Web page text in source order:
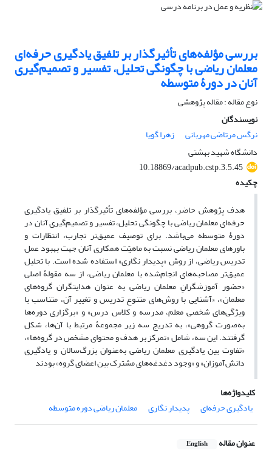
بررسی مؤلفه‌های تأثیرگذار بر تلفیق یادگیری حرفه‌ای
معلمان ریاضی با چگونگی تحلیل، تفسیر و تصمیم‌گیری
آنان در دورۀ متوسطه
نوع مقاله : مقاله پژوهشی
نویسندگان
نرگس مرتاضی مهربانی
زهرا گویا
دانشگاه شهید بهشتی
‎10.18869/acadpub.cstp.3.5.45
چکیده
هدف پژوهش حاضر، بررسی مؤلفه‌های تأثیرگذار بر تلفیق یادگیری‌
حرفه‌ای معلمان ریاضی با چگونگی تحلیل، تفسیر و تصمیم‌گیری آنان در
دورۀ متوسطه می‌باشد. برای توصیف عمیق‌تر تجارب، انتظارات و
باورهای معلمان ریاضی نسبت به ماهیّت همکاری آنان جهت بهبود عمل
تدریس ریاضی، از روش «پدیدار نگاری» استفاده شده است. با تحلیل
عمیق‌تر مصاحبه‌های انجام‌شده با معلمان ریاضی، از سه مقولۀ اصلی
«حضور آموزشگرانِ معلمان ریاضی به‌ عنوان هدایتگران گروه‌های
معلمان»، «آشنایی با روش‌های متنوع تدریس و تغییر آن، متناسب با
ویژگی‌های شخصی معلم، مدرسه و کلاس درس» و «برگزاری دوره‌ها
به‌صورت گروهی»، به‌ تدریج سه زیر مجموعۀ مرتبط با آن‌ها، شکل
گرفتند. این سه، شامل «تمرکز بر هدف و محتوای مشخص در گروه‌ها»،
«تفاوت بین یادگیری معلمان ریاضی به‌عنوان بزرگ‌سالان و یادگیری
دانش‌آموزان» و «وجود دغدغه‌های مشترک بین اعضای گروه» بودند
کلیدواژه‌ها
یادگیری حرفه‌ای
پدیدار نگاری معلمان ریاضی دوره متوسطه
عنوان مقاله English